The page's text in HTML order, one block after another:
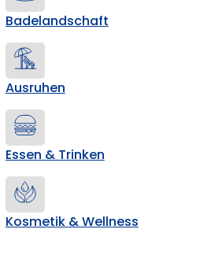
Badelandschaft
Ausruhen
Essen & Trinken
Kosmetik & Wellness